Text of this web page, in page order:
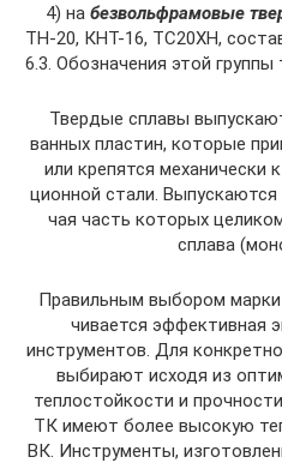
4) на безвольфрамовые
ТН-20, КНТ-16, ТС20ХН,
6.3. Обозначения этой
Твердые сплавы
ванных пластин, которые
или крепятся
ционной стали.
чая часть которых
спла­ва
Правильным выбором
чивается эффективная
инструмен­тов. Для
выбирают исходя из
теплостойкости и
ТК имеют более высокую
ВК. Инструменты,